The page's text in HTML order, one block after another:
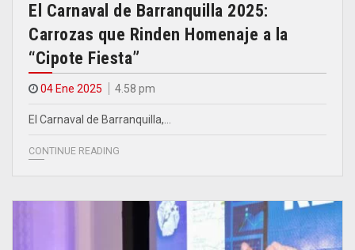
El Carnaval de Barranquilla 2025:
Carrozas que Rinden Homenaje a la
“Cipote Fiesta”
04 Ene 2025 4.58 pm
El Carnaval de Barranquilla,…
CONTINUE READING